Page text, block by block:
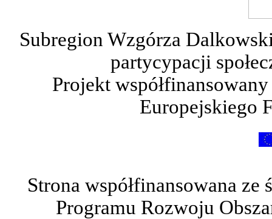
Subregion Wzgórza
partycypacji
Projekt
Europejskiego
Strona współfinansowana
Programu Rozwoju